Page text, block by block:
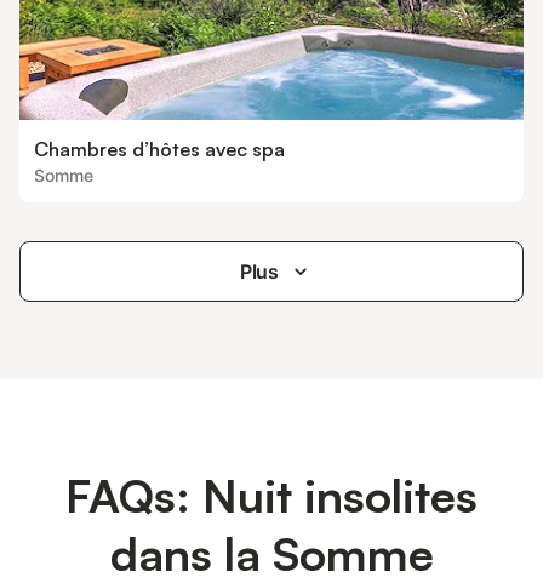
Chambres d’hôtes avec spa
Somme
Plus
FAQs: Nuit insolites
dans la Somme